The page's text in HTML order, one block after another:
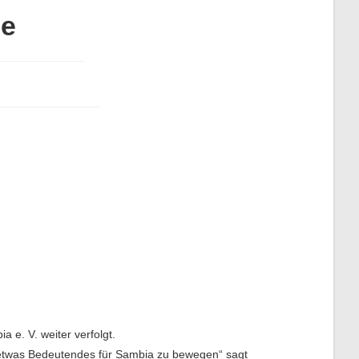
e. V. weiter verfolgt.
Bedeutendes für Sambia zu bewegen“ sagt